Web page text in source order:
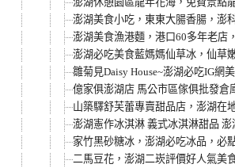
澎湖美食小吃，東東大腸香腸，澎
澎湖美食漁港麵，港口60多年老店
澎湖必吃美食藍媽媽仙草冰，仙草
雛菊見Daisy House~澎湖必吃IG網
億家俱澎湖店 馬公市區傢俱批發倉
山築驛舒芙蕾專賣甜品店，澎湖在
澎湖憲作冰淇淋 義式冰淇淋甜品
家竹黑砂糖冰，澎湖必吃冰品，必
二馬豆花，澎湖二崁評價好人氣美